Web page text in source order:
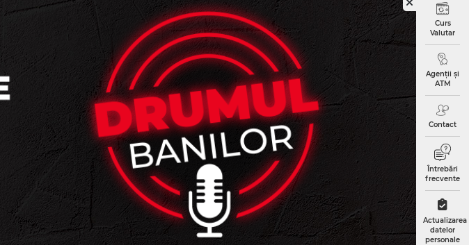
Curs
Valutar
Agenții și
ATM
Contact
Întrebări
frecvente
Actualizarea
datelor
personale